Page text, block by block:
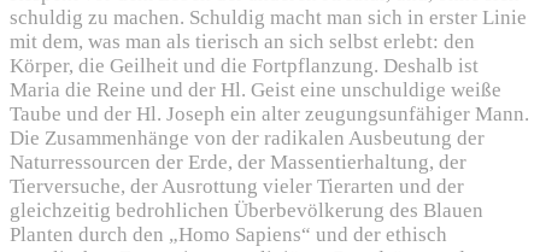
schuldig zu machen. Schuldig macht man sich in erster Linie
mit dem, was man als tierisch an sich selbst erlebt: den
Körper, die Geilheit und die Fortpflanzung. Deshalb ist
Maria die Reine und der Hl. Geist eine unschuldige weiße
Taube und der Hl. Joseph ein alter zeugungsunfähiger Mann.
Die Zusammenhänge von der radikalen Ausbeutung der
Naturressourcen der Erde, der Massentierhaltung, der
Tierversuche, der Ausrottung vieler Tierarten und der
gleichzeitig bedrohlichen Überbevölkerung des Blauen
Planten durch den „Homo Sapiens“ und der ethisch